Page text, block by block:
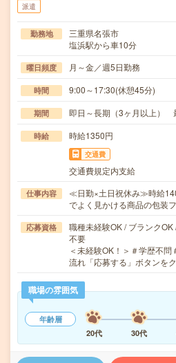
派遣
勤務地
三重県名張市
塩浜駅から車10分
曜日頻度 月～金／週5日勤務
時間 9:00～17:30(休憩45分)
期間 即日～長期（3ヶ月以上）
時給 時給1350円
交通費
交通費規定内支給
仕事内容
≪日勤×土日祝休み≫時給
でよく見かける商品の包装
応募資格
職種未経験OK / ブランク
不要
＜未経験OK！＞＃学歴不
流れ「応募する」ボタンを
職場の雰囲気
年齢層
20代
30代